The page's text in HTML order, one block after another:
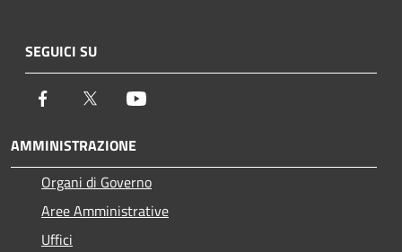
SEGUICI SU
Facebook Twitter
AMMINISTRAZIONE
Organi di Governo
Aree Amministrative
Uffici